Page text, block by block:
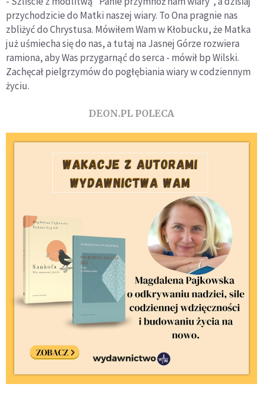
przychodzicie do Matki naszej wiary. To Ona pragnie nas
zbliżyć do Chrystusa. Mówiłem Wam w Kłobucku, że Matka
już uśmiecha się do nas, a tutaj na Jasnej Górze rozwiera
ramiona, aby Was przygarnąć do serca - mówił bp Wilski.
Zachęcał pielgrzymów do pogłębiania wiary w codziennym
życiu.
DEON.PL POLECA